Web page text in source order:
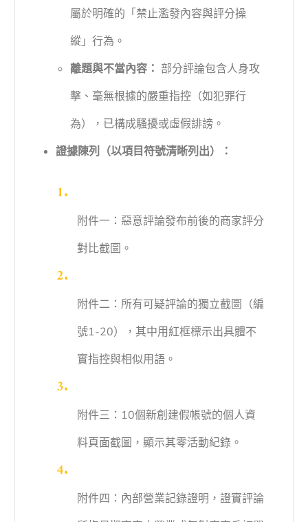
屬於明確的「禁止濫發內容與評分操
縱」行為。
離題與不當內容： 部分評論包含人身攻
擊、毫無根據的嚴重指控（如犯罪行
為），已構成騷擾或虛假誹謗。
證據陳列（以項目符號清晰列出）：
附件一：惡意評論發布前後的商家評分
對比截圖。
附件二：所有可疑評論的獨立截圖（編
號1-20），其中用紅框標示出具體不
實指控與相似用語。
附件三：10個新創建假帳號的個人資
料頁面截圖，顯示其零活動紀錄。
附件四：內部營業記錄證明，證實評論